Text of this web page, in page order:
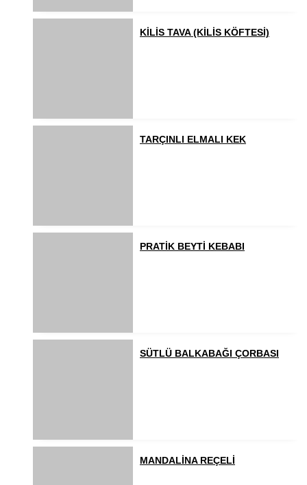
KİLİS TAVA (KİLİS KÖFTESİ)
TARÇINLI ELMALI KEK
PRATİK BEYTİ KEBABI
SÜTLÜ BALKABAĞI ÇORBASI
MANDALİNA REÇELİ